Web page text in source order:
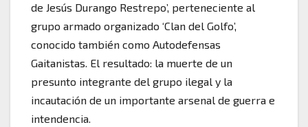
de Jesús Durango Restrepo’, perteneciente al
grupo armado organizado ‘Clan del Golfo’,
conocido también como Autodefensas
Gaitanistas. El resultado: la muerte de un
presunto integrante del grupo ilegal y la
incautación de un importante arsenal de guerra e
intendencia.